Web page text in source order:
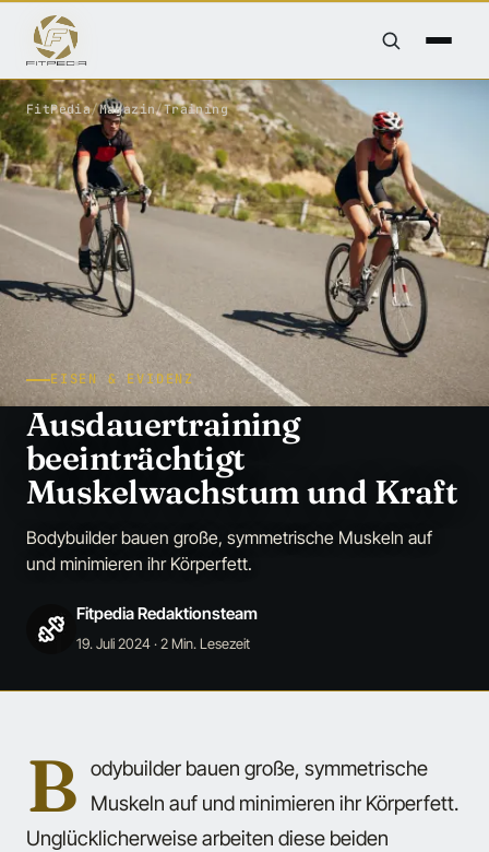
FitPedia/Magazin/Training
EISEN & EVIDENZ
Ausdauertraining
beeinträchtigt
Muskelwachstum und Kraft
Bodybuilder bauen große, symmetrische Muskeln auf
und minimieren ihr Körperfett.
Fitpedia Redaktionsteam
19. Juli 2024· 2 Min. Lesezeit
B odybuilder bauen große, symmetrische
Muskeln auf und minimieren ihr Körperfett.
Unglücklicherweise arbeiten diese beiden